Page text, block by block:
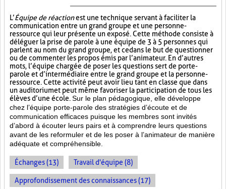
L’Équipe de réactionest une technique servant à faciliter la
communication entre un grand groupe et une personne-
ressource qui leur présente un exposé. Cette méthode consiste à
déléguer la prise de parole à une équipe de 3 à 5 personnes qui
parlent au nom du grand groupe, et ce dans le but de questionner
ou de commenter les propos émis par l’animateur. En d’autres
mots, l’équipe chargée de poser les questions sert de porte-
parole et d’intermédiaire entre le grand groupe et la personne-
ressource. Cette activité peut avoir lieu tant en classe que dans
un auditorium et peut même favoriser la participation de tous les
élèves d’une école. Sur le plan pédagogique, elle développe
chez l’équipe porte-parole des stratégies d’écoute et de
communication efficaces puisque les membres sont invités
d’abord à écouter leurs pairs et à comprendre leurs questions
avant de les reformuler et de les poser à l’animateur de manière
adéquate et compréhensible.
Échanges (13) Travail d'équipe (8)
Approfondissement des connaissances (17)